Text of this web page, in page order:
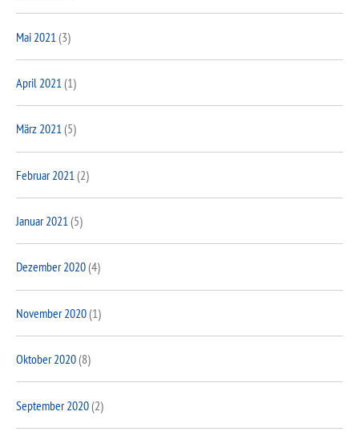
Mai 2021 (3)
April 2021 (1)
März 2021(5)
Februar 2021 (2)
Januar 2021(5)
Dezember 2020(4)
November 2020(1)
Oktober 2020(8)
September 2020(2)